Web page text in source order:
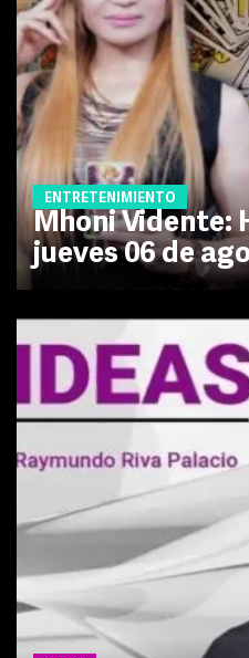
ENTRETENIMIENTO
Mhoni Vidente:
jueves 06 de